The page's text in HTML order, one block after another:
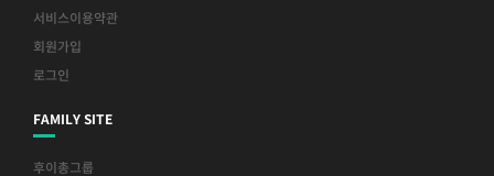
서비스이용약관
회원가입
로그인
FAMILY SITE
후이총그룹